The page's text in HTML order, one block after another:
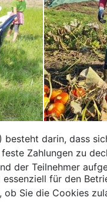
darin, dass
Zahlungen zu
der Teilnehmer
für den
Sie die Cookies